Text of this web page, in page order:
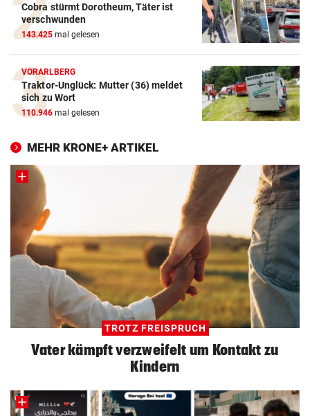
Cobra stürmt Dorotheum, Täter ist
verschwunden
143.425 mal gelesen
VORARLBERG
Traktor-Unglück: Mutter (36) meldet
sich zu Wort
110.946 mal gelesen
MEHR KRONE+ ARTIKEL
TROTZ FREISPRUCH
Vater kämpft verzweifelt um Kontakt zu
Kindern